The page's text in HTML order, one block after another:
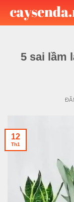
qua
5 sai lầm
12
Th1